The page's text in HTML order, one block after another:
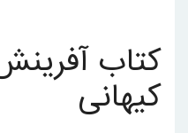
کتاب
کیهانی